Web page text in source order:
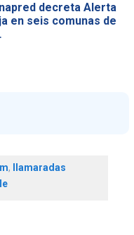
decreta Alerta
en seis comunas de
, llamaradas